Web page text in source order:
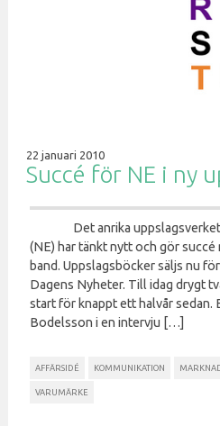
22 januari 2010
Succé för NE i ny
Det anrika uppslagsverket
(NE) har tänkt nytt och gör succé
band. Uppslagsböcker säljs nu
Dagens Nyheter. Till idag drygt
start för knappt ett halvår sedan.
Bodelsson i en intervju […]
AFFÄRSIDÉ KOMMUNIKATION
VARUMÄRKE